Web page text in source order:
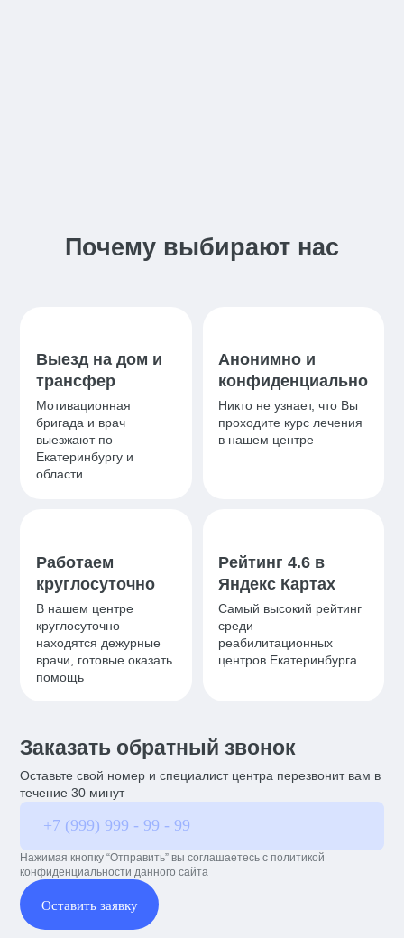
Почему выбирают нас
Выезд на дом и
трансфер
Мотивационная
бригада и врач
выезжают по
Екатеринбургу и
области
Анонимно и
конфиденциально
Никто не узнает, что Вы
проходите курс лечения
в нашем центре
Работаем
круглосуточно
В нашем центре
круглосуточно
находятся дежурные
врачи, готовые оказать
помощь
Рейтинг 4.6 в
Яндекс Картах
Самый высокий рейтинг
среди
реабилитационных
центров Екатеринбурга
Заказать обратный звонок
Оставьте свой номер и специалист центра перезвонит вам в
течение 30 минут
Нажимая кнопку “Отправить” вы соглашаетесь с политикой
конфиденциальности данного сайта
Оставить заявку